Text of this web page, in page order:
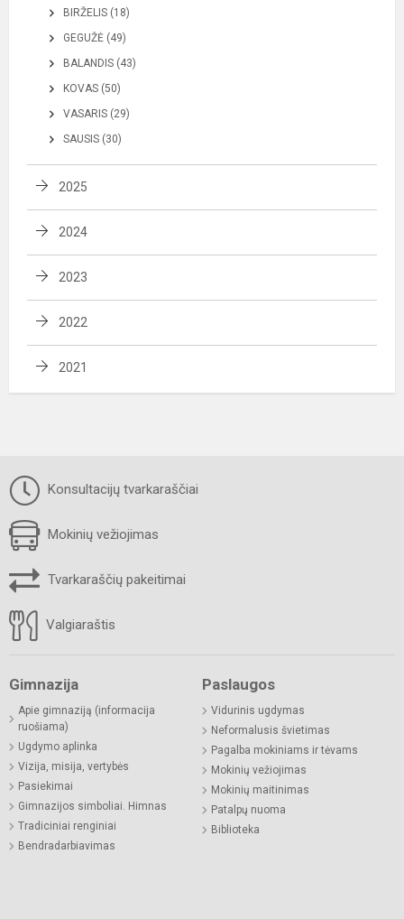
BIRŽELIS (18)
GEGUŽĖ (49)
BALANDIS (43)
KOVAS (50)
VASARIS (29)
SAUSIS (30)
2025
2024
2023
2022
2021
Konsultacijų tvarkaraščiai
Mokinių vežiojimas
Tvarkaraščių pakeitimai
Valgiaraštis
Gimnazija
Apie gimnaziją (informacija
ruošiama)
Ugdymo aplinka
Vizija, misija, vertybės
Pasiekimai
Gimnazijos simboliai. Himnas
Tradiciniai renginiai
Bendradarbiavimas
Paslaugos
Vidurinis ugdymas
Neformalusis švietimas
Pagalba mokiniams ir tėvams
Mokinių vežiojimas
Mokinių maitinimas
Patalpų nuoma
Biblioteka